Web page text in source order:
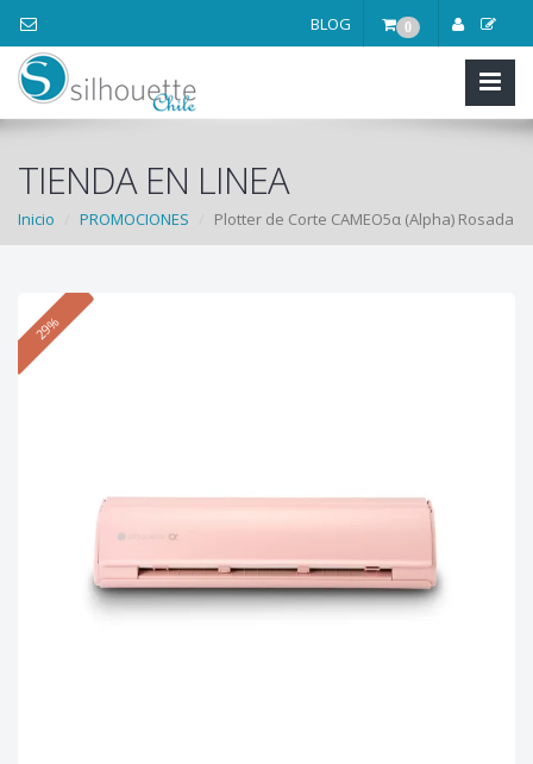
0
BLOG
TIENDA EN LINEA
Inicio PROMOCIONES Plotter de Corte CAMEO5α (Alpha) Rosada
29%